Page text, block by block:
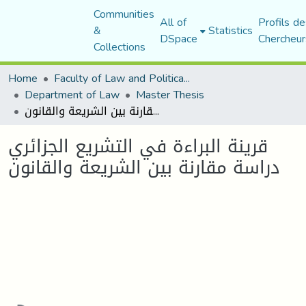
Communities
&
Collections
All of
DSpace Statistics Profils
Home
Faculty of Law and Political Science
Department of Law Master Thesis
قرینة البراءة في التشریع الجزائري دراسة مقارنة بین الشریعة والقانون
قرینة البراءة في التشریع الجزائري
دراسة مقارنة بین الشریعة والقانون